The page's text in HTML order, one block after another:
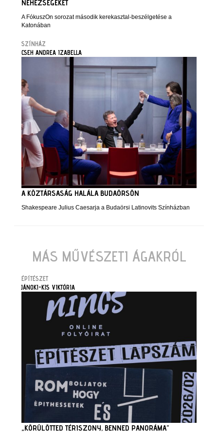
NEHÉZSÉGEKET
A FókuszOn sorozat második kerekasztal-beszélgetése a
Katonában
SZÍNHÁZ
CSEH ANDREA IZABELLA
A KÖZTÁRSASÁG HALÁLA BUDAÖRSÖN
Shakespeare Julius Caesarja a Budaörsi Latinovits Színházban
MÁS MŰVÉSZETI ÁGAKRÓL
ÉPÍTÉSZET
JÁNOKI-KIS VIKTÓRIA
„KÖRÜLÖTTED TÉRISZONY, BENNED PANORÁMA”